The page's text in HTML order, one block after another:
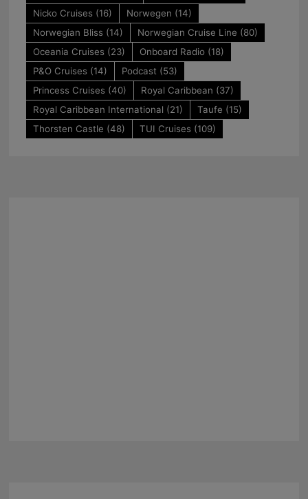
Nicko Cruises (16) Norwegen (14)
Norwegian Bliss (14) Norwegian Cruise Line (80)
Oceania Cruises (23) Onboard Radio(18)
P&O Cruises (14) Podcast (53)
Princess Cruises (40) Royal Caribbean (37)
Royal Caribbean International (21) Taufe (15)
Thorsten Castle (48) TUI Cruises (109)